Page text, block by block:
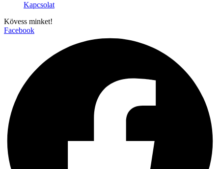
Kapcsolat
Kövess minket!
Facebook